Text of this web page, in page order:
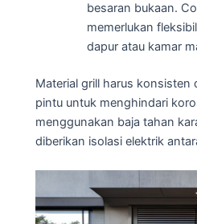
besaran bukaan.
memerlukan
dapur atau kamar
Material grill harus konsisten
pintu untuk menghindari
menggunakan baja tahan
diberikan isolasi elektrik